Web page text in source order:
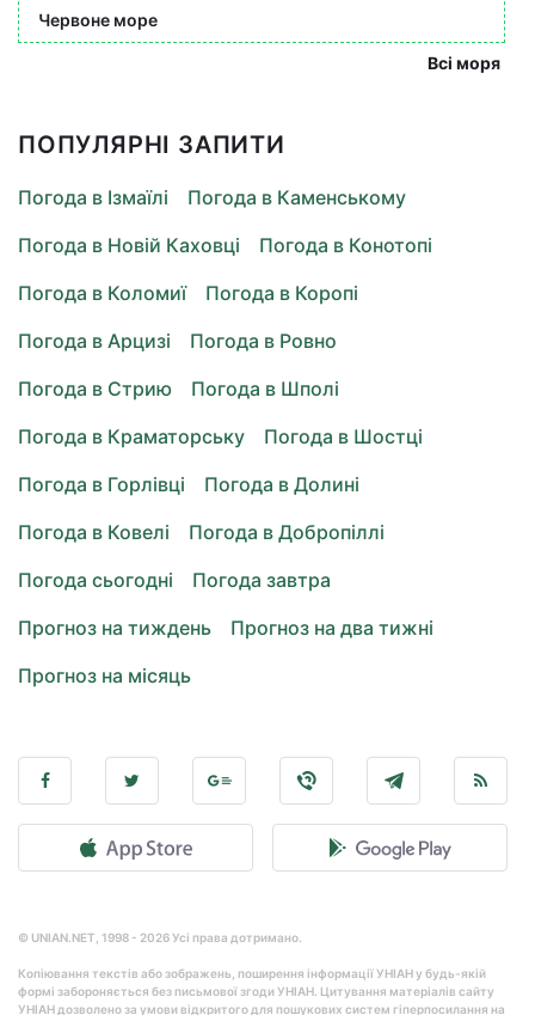
Червоне море
Всі моря
ПОПУЛЯРНІ ЗАПИТИ
Погода в Ізмаїлі
Погода в Каменському
Погода в Новій Каховці
Погода в Конотопі
Погода в Коломиї
Погода в Коропі
Погода в Арцизі
Погода в Ровно
Погода в Стрию
Погода в Шполі
Погода в Краматорську
Погода в Шостці
Погода в Горлівці
Погода в Долині
Погода в Ковелі
Погода в Добропіллі
Погода сьогодні
Погода завтра
Прогноз на тиждень
Прогноз на два тижні
Прогноз на місяць
© UNIAN.NET, 1998 - 2026 Усі права дотримано.
Копіювання текстів або зображень, поширення інформації УНІАН у будь-якій
формі забороняється без письмової згоди УНІАН. Цитування матеріалів сайту
УНІАН дозволено за умови відкритого для пошукових систем гіперпосилання на